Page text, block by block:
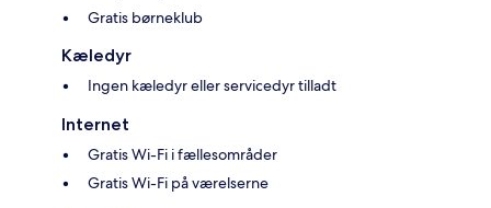
Gratis børneklub
Kæledyr
Ingen kæledyr eller servicedyr tilladt
Internet
Gratis Wi-Fi i fællesområder
Gratis Wi-Fi på værelserne